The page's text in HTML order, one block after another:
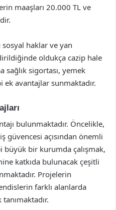
maaşları 20.000 TL ve
sosyal haklar ve yan
oldukça cazip hale
sağlık sigortası, yemek
ek avantajlar sunmaktadır.
bulunmaktadır. Öncelikle,
güvencesi açısından önemli
büyük bir kurumda çalışmak,
katkıda bulunacak çeşitli
Projelerin
farklı alanlarda